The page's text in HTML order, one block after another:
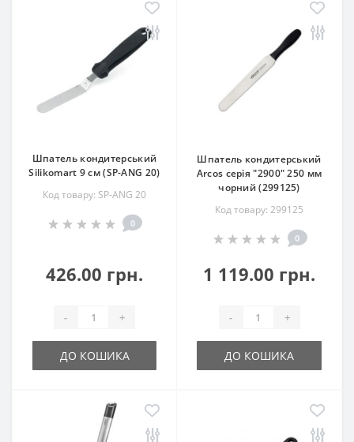
Шпатель кондитерський
Silikomart 9 см (SP-ANG 20)
Код товару: SP-ANG 20
0
426.00 грн.
- +
ДО КОШИКА
Шпатель кондитерський
Arcos серія "2900" 250 мм
чорний (299125)
Код товару: 299125
0
1 119.00 грн.
- +
ДО КОШИКА